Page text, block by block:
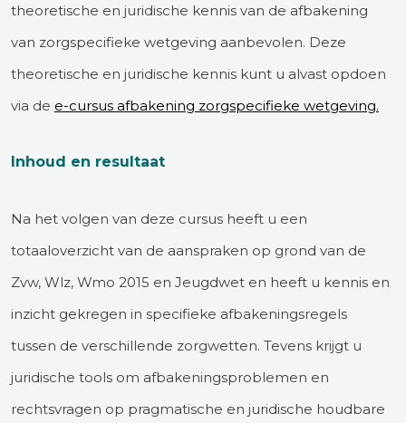
theoretische en juridische kennis van de afbakening
van zorgspecifieke wetgeving aanbevolen. Deze
theoretische en juridische kennis kunt u alvast opdoen
via de e-cursus afbakening zorgspecifieke wetgeving.
Inhoud en resultaat
Na het volgen van deze cursus heeft u een
totaaloverzicht van de aanspraken op grond van de
Zvw, Wlz, Wmo 2015 en Jeugdwet en heeft u kennis en
inzicht gekregen in specifieke afbakeningsregels
tussen de verschillende zorgwetten. Tevens krijgt u
juridische tools om afbakeningsproblemen en
rechtsvragen op pragmatische en juridische houdbare